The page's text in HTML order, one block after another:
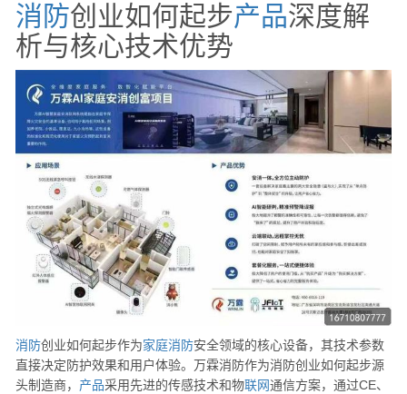
消防创业如何起步产品深度解
析与核心技术优势
消防创业如何起步作为家庭消防安全领域的核心设备，其技术参数
直接决定防护效果和用户体验。万霖消防作为消防创业如何起步源
头制造商， 产品采用先进的传感技术和物联网通信方案，通过CE、